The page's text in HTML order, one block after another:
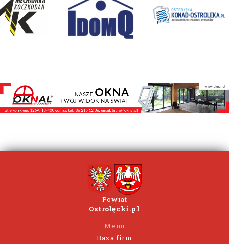
Powiat
Ostrołęcki.pl
Menu
Baza firm